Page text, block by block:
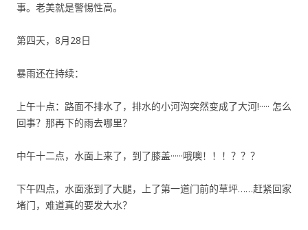
事。老美就是警惕性高。
第四天，8月28日
暴雨还在持续：
上午十点：路面不排水了，排水的小河沟突然变成了大河!····· 怎么
回事？那再下的雨去哪里？
中午十二点，水面上来了，到了膝盖······哦噢！！！？？？
下午四点，水面涨到了大腿，上了第一道门前的草坪……赶紧回家
堵门，难道真的要发大水？